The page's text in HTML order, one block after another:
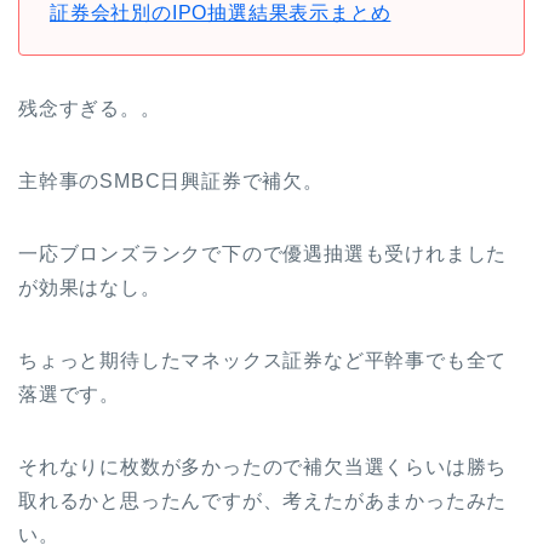
証券会社別のIPO抽選結果表示まとめ
残念すぎる。。
主幹事のSMBC日興証券で補欠。
一応ブロンズランクで下ので優遇抽選も受けれました
が効果はなし。
ちょっと期待したマネックス証券など平幹事でも全て
落選です。
それなりに枚数が多かったので補欠当選くらいは勝ち
取れるかと思ったんですが、考えたがあまかったみた
い。